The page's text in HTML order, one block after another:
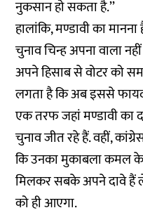
नुकसान हो सकता है.’’
हालांकि, मण्डावी का
चुनाव चिन्ह अपना वाला
अपने हिसाब से वोटर को
लगता है कि अब इससे
एक तरफ जहां मण्डावी का
चुनाव जीत रहे हैं. वहीं,
कि उनका मुकाबला कमल के
मिलकर सबके अपने दावे हैं
को ही आएगा.